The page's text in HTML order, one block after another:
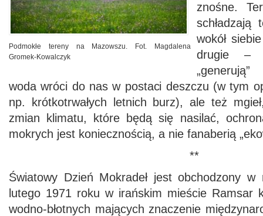
Podmokłe tereny na Mazowszu. Fot. Magdalena
Gromek-Kowalczyk
znośne.
schładzają
wokół
drugie –
woda wróci do nas w postaci deszczu (w tym
np. krótkotrwałych letnich burz), ale też
zmian klimatu, które będą się nasilać,
mokrych jest koniecznością, a nie fanaberią
**
Światowy Dzień Mokradeł jest obchodzony w
lutego 1971 roku w irańskim mieście Ramsar
wodno-błotnych mających znaczenie